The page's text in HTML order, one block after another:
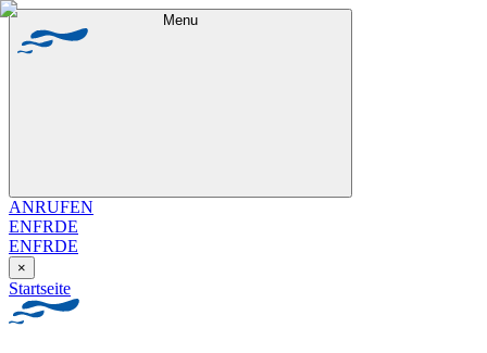
Menu
ANRUFEN
ENFRDE
ENFRDE
×
Startseite